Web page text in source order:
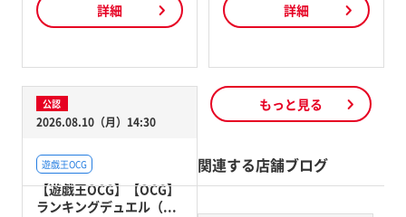
詳細 詳細
公認
2026.08.10（月）14:30
遊戯王OCG
【遊戯王OCG】【OCG】
ランキングデュエル（...
もっと見る
関連する店舗ブログ